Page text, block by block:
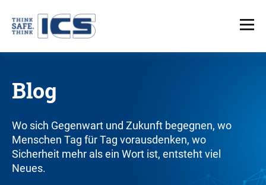
Blog
Wo sich Gegenwart und Zukunft begegnen, wo
Menschen Tag für Tag vorausdenken, wo
Sicherheit mehr als ein Wort ist, entsteht viel
Neues.